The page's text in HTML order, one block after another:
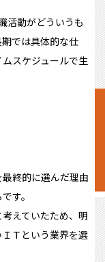
活動がどういうも
では具体的な仕
スケジュールで生
終的に選んだ理由
す。
えていたため、明
Ｔという業界を選